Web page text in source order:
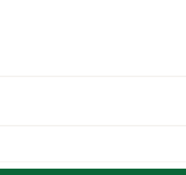
lunghe; il pelo è
sulle spalle.
tra il